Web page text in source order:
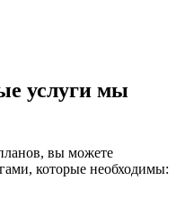
услуги мы
вы можете
которые необходимы: